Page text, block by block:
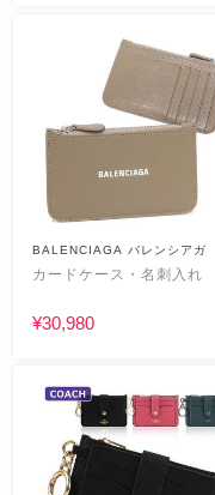
BALENCIAGA バレンシアガ
カードケース・名刺入れ
¥30,980